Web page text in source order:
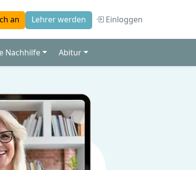
an Lehrer werden Einloggen
Nachhilfe Abitur